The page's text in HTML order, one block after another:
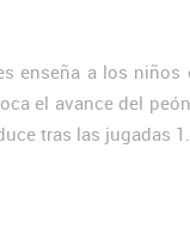
enseña a los
el avance del
tras las jugadas